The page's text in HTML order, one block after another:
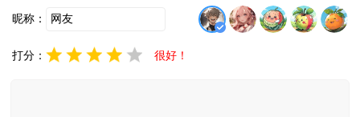
昵称：
打分： 很好！